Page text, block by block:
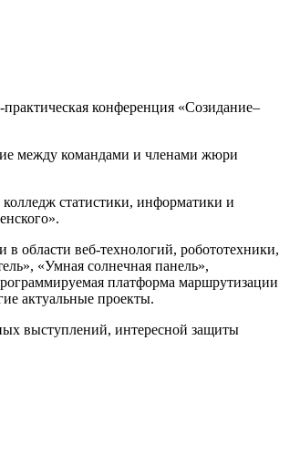
конференция «Созидание–
между командами и членами жюри
статистики, информатики и
области веб-технологий, робототехники,
«Умная солнечная панель»,
платформа маршрутизации
актуальные проекты.
выступлений, интересной защиты